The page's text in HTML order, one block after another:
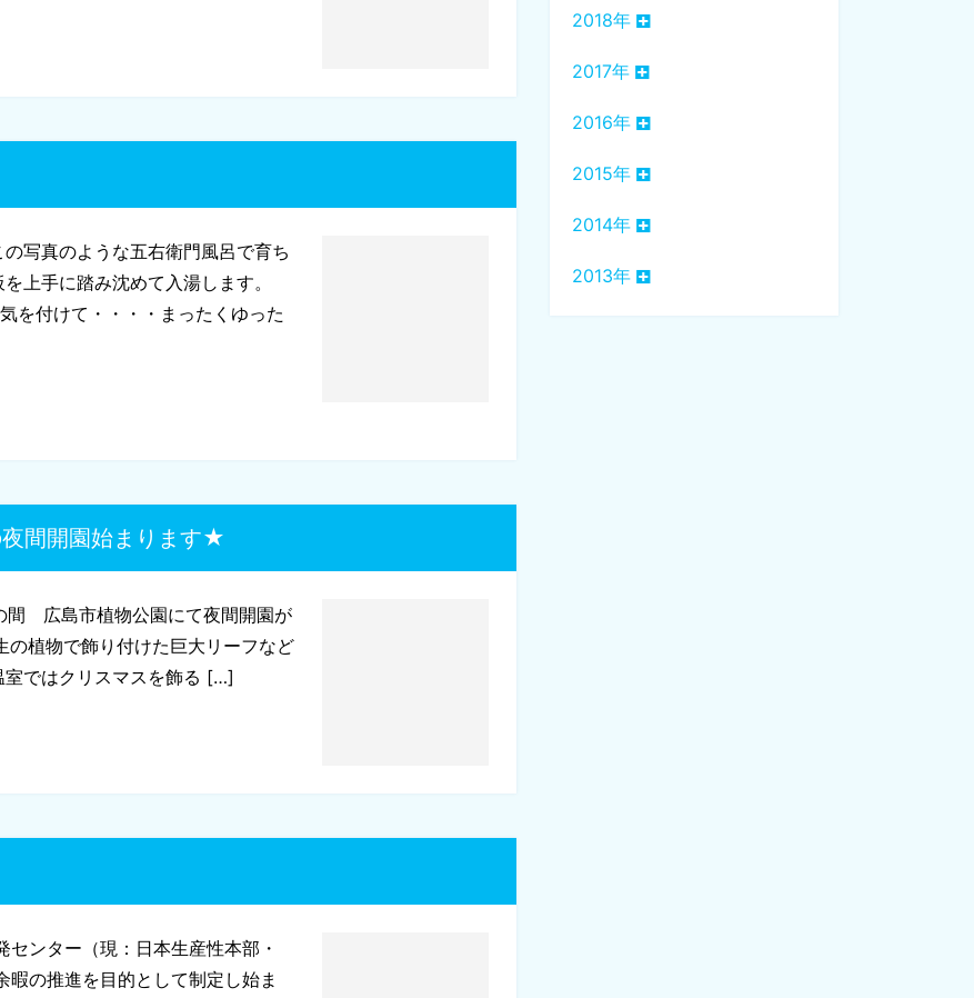
写真のような五右衛門風呂で育ち
上手に踏み沈めて入湯します。
を付けて・・・・まったくゆった
間開園始まります★
広島市植物公園にて夜間開園が
植物で飾り付けた巨大リーフなど
室ではクリスマスを飾る […]
ンター（現：日本生産性本部・
の推進を目的として制定し始ま
2018年
2017年
2016年
2015年
2014年
2013年